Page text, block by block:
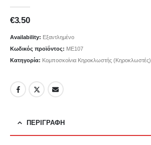
€3.50
Availability: Εξαντλημένο
Κωδικός προϊόντος: ΜΕ107
Κατηγορία: Κομποσκοίνια Κηροκλωστής (Κηροκλωστές)
ΠΕΡΙΓΡΑΦΉ